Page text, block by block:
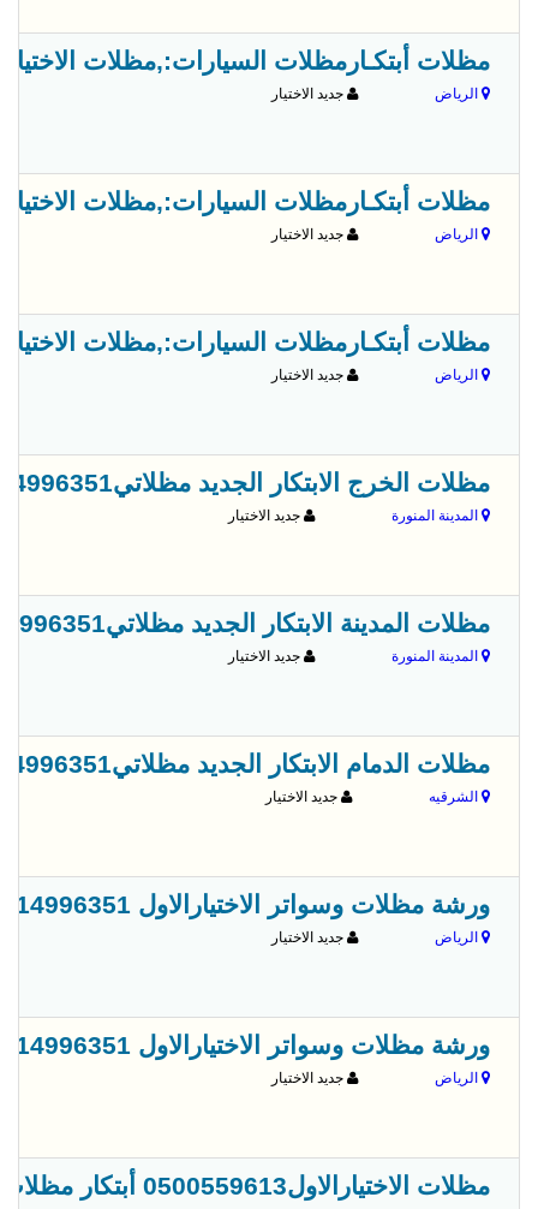
مظلات أبتكـارمظلات السيارات:,مظلات الاختيار الاول-
الرياض جديد الاختيار
مظلات أبتكـارمظلات السيارات:,مظلات الاختيار الاول-
الرياض جديد الاختيار
مظلات أبتكـارمظلات السيارات:,مظلات الاختيار الاول-
الرياض جديد الاختيار
مظلات الخرج الابتكار الجديد مظلاتي0114996351 مظلات وسواترالاختيارالاول مظلات,مظلات
المدينة المنورة جديد الاختيار
مظلات المدينة الابتكار الجديد مظلاتي0114996351 مظلات وسواترالاختيارالاول مظلات,مظلات
المدينة المنورة جديد الاختيار
مظلات الدمام الابتكار الجديد مظلاتي0114996351 مظلات وسواترالاختيارالاول مظلات,مظلات
الشرقيه جديد الاختيار
ورشة مظلات وسواتر الاختيارالاول 0114996351 ابتكارجميع انواع المظلات والسواتروالهناجر
الرياض جديد الاختيار
ورشة مظلات وسواتر الاختيارالاول 0114996351 ابتكارجميع انواع المظلات والسواتروالهناجر
الرياض جديد الاختيار
مظلات الاختيارالاول0500559613 أبتكار مظلات سيارات سواتر أبتكـار ظل السيارات:مظلات الاختيار الاول- الرياض-التخصصي-حي النخيل ت/0114996351